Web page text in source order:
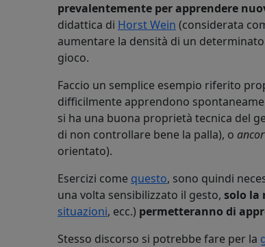
prevalentemente per apprendere
didattica di Horst Wein (considerata
aumentare la densità di un
gioco.
Faccio un semplice esempio riferito
difficilmente apprendono
si ha una buona proprietà tecnica del
di non controllare bene la palla), o
orientato).
Esercizi come questo, sono quindi
una volta sensibilizzato il gesto, solo la
situazioni, ecc.) permetteranno di
Stesso discorso si potrebbe fare per la